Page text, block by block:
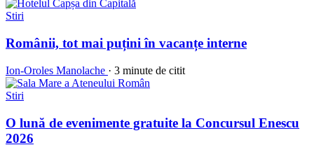
Stiri
Românii, tot mai puțini în vacanțe interne
Ion-Oroles Manolache · 3 minute de citit
Stiri
O lună de evenimente gratuite la Concursul Enescu
2026